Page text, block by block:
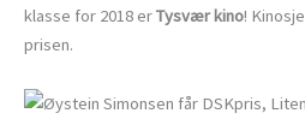
klasse for 2018 erTysvær kino!
prisen.